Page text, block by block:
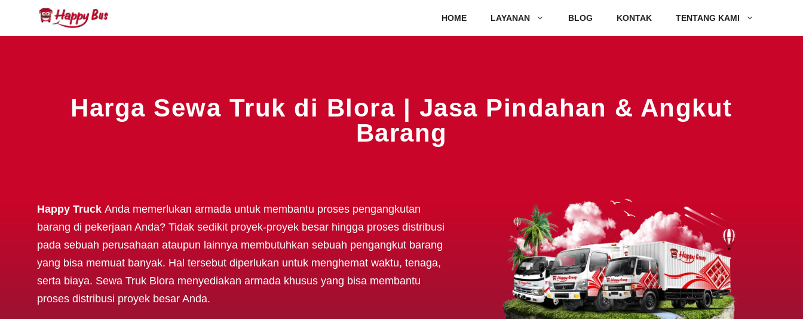
HOME LAYANAN BLOG KONTAK TENTANG KAMI
Harga Sewa Truk di Blora | Jasa Pindahan & Angkut
Barang
Happy Truck Anda memerlukan armada untuk membantu proses pengangkutan
barang di pekerjaan Anda? Tidak sedikit proyek-proyek besar hingga proses distribusi
pada sebuah perusahaan ataupun lainnya membutuhkan sebuah pengangkut barang
yang bisa memuat banyak. Hal tersebut diperlukan untuk menghemat waktu, tenaga,
serta biaya. Sewa Truk Blora menyediakan armada khusus yang bisa membantu
proses distribusi proyek besar Anda.